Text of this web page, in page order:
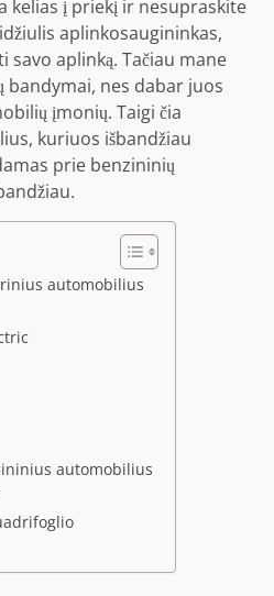
kelias į priekį ir nesupraskite
aplinkosaugininkas,
aplinką. Tačiau mane
nes dabar juos
įmonių. Taigi čia
kuriuos išbandžiau
prie benzininių
automobilius
automobilius